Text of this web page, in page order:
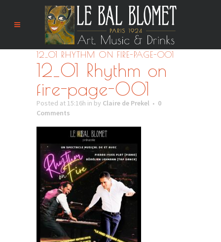
12_01 RHYTHM ON FIRE-PAGE-001
12_01 Rhythm on
fire-page-001
Posted at 15:16h in by Claire de Prekel
0
Comments